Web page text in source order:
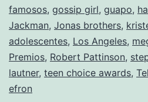
famosos, gossip girl, guapo,
Jackman, Jonas brothers,
adolescentes, Los Angeles,
Premios, Robert Pattinson,
lautner, teen choice awards,
efron